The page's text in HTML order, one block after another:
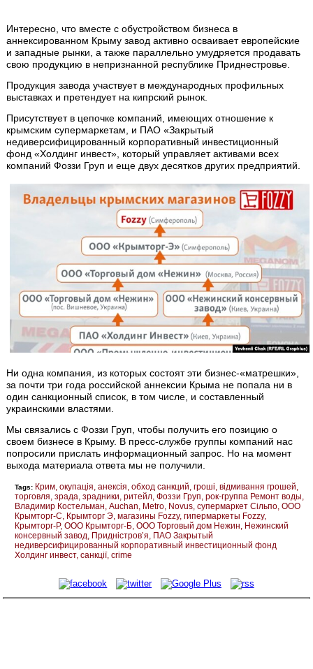
Интересно, что вместе с обустройством бизнеса в
аннексированном Крыму завод активно осваивает европейские
и западные рынки, а также параллельно умудряется продавать
свою продукцию в непризнанной республике Приднестровье.
Продукция завода участвует в международных профильных
выставках и претендует на кипрский рынок.
Присутствует в цепочке компаний, имеющих отношение к
крымским супермаркетам, и ПАО «Закрытый
недиверсифицированный корпоративный инвестиционный
фонд «Холдинг инвест», который управляет активами всех
компаний Фоззи Груп и еще двух десятков других предприятий.
Ни одна компания, из которых состоят эти бизнес-«матрешки»,
за почти три года российской аннексии Крыма не попала ни в
один санкционный список, в том числе, и составленный
украинскими властями.
Мы связались с Фоззи Груп, чтобы получить его позицию о
своем бизнесе в Крыму. В пресс-службе группы компаний нас
попросили прислать информационный запрос. Но на момент
выхода материала ответа мы не получили.
Tags: Крим окупація анексія обход санкций гроші відмивання грошей
торговля зрада зрадники ритейл Фоззи Груп рок-группа Ремонт воды
Владимир Костельман Auchan Metro Novus супермаркет Сільпо ООО
Крымторг-С
Крымторг Э магазины Fozzy гипермаркеты Fozzy
Крымторг-Р ООО Крымторг-Б ООО Торговый дом Нежин
Нежинский
консервный завод Придністров’я
ПАО Закрытый
недиверсифицированный корпоративный инвестиционный фонд
Холдинг инвест санкції crime